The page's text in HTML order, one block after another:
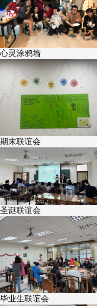
心灵涂鸦墙
期末联谊会
圣诞联谊会
毕业生联谊会